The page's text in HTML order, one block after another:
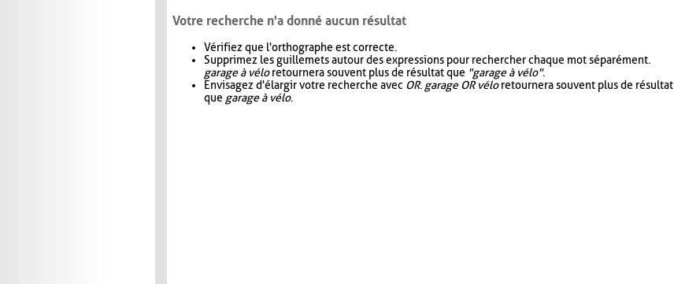
Votre recherche n'a donné aucun résultat
Vérifiez que l'orthographe est correcte.
Supprimez les guillemets autour des expressions pour rechercher chaque mot séparément.
garage à véloretournera souvent plus de résultat que "garage à vélo".
Envisagez d'élargir votre recherche avec OR. garage OR véloretournera souvent plus de résultat
que garage à vélo.